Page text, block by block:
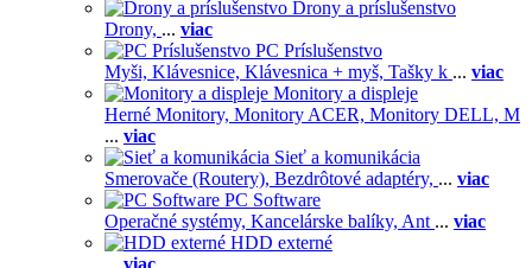
Drony a príslušenstvo
Drony, ... viac
PC Príslušenstvo
Myši, Klávesnice, Klávesnica + myš, Tašky k ... viac
Monitory a displeje
Herné Monitory, Monitory ACER, Monitory DELL, M
... viac
Sieť a komunikácia
Smerovače (Routery), Bezdrôtové adaptéry, ... viac
PC Software
Operačné systémy, Kancelárske balíky, Ant ... viac
HDD externé
... viac